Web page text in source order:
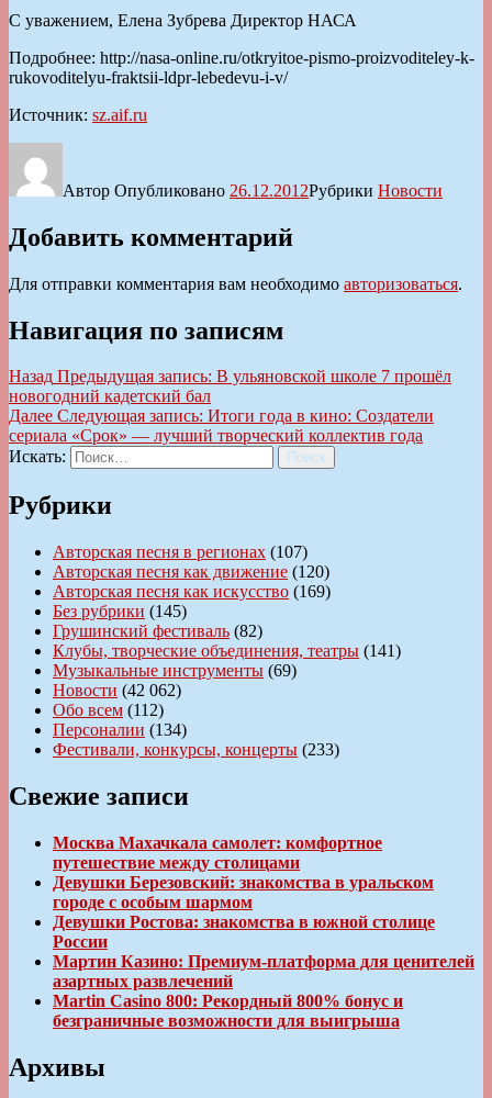
С уважением, Елена Зубрева Директор НАСА
Подробнее: http://nasa-online.ru/otkryitoe-pismo-proizvoditeley-k-
rukovoditelyu-fraktsii-ldpr-lebedevu-i-v/
Источник: sz.aif.ru
Автор Опубликовано 26.12.2012Рубрики Новости
Добавить комментарий
Для отправки комментария вам необходимо авторизоваться.
Навигация по записям
Назад Предыдущая запись: В ульяновской школе 7 прошёл
новогодний кадетский бал
Далее Следующая запись: Итоги года в кино: Создатели
сериала «Срок» — лучший творческий коллектив года
Искать:
Поиск
Рубрики
Авторская песня в регионах (107)
Авторская песня как движение (120)
Авторская песня как искусство (169)
Без рубрики (145)
Грушинский фестиваль (82)
Клубы, творческие объединения, театры (141)
Музыкальные инструменты (69)
Новости (42 062)
Обо всем (112)
Персоналии (134)
Фестивали, конкурсы, концерты (233)
Свежие записи
Москва Махачкала самолет: комфортное
путешествие между столицами
Девушки Березовский: знакомства в уральском
городе с особым шармом
Девушки Ростова: знакомства в южной столице
России
Мартин Казино: Премиум-платформа для ценителей
азартных развлечений
Martin Casino 800: Рекордный 800% бонус и
безграничные возможности для выигрыша
Архивы